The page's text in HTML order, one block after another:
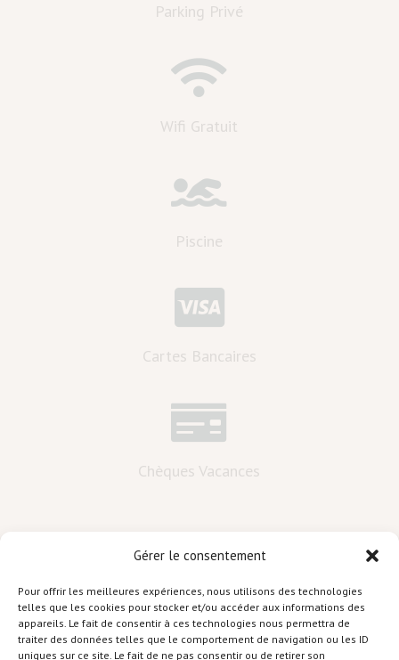
Gérer le consentement
Pour offrir les meilleures expériences, nous utilisons des technologies
telles que les cookies pour stocker et/ou accéder aux informations des
appareils. Le fait de consentir à ces technologies nous permettra de
traiter des données telles que le comportement de navigation ou les ID
uniques sur ce site. Le fait de ne pas consentir ou de retirer son
Parking Privé

Wifi Gratuit

Piscine

Cartes Bancaires

Chèques Vacances
Le Clos du Buis – Hôtel de Charme ***